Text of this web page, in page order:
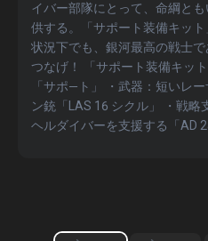
イバー部隊にとって、命綱と
供する。「サポート装備キッ
状況下でも、銀河最高の戦士
つなげ！ 「サポート装備キッ
「サポ―ト」 ・武器：短いレ
ン銃「LAS 16 シクル」 ・戦略
ヘルダイバーを支援する「AD